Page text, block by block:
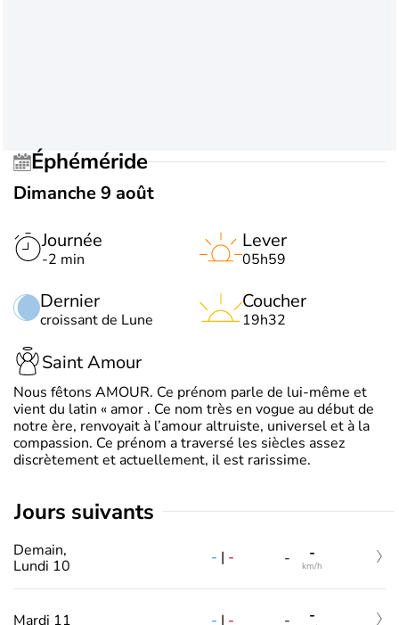
Éphéméride
Dimanche 9 août
Journée
-2 min
Dernier
croissant de Lune
Lever
05h59
Coucher
19h32
Saint Amour
Nous fêtons AMOUR. Ce prénom parle de lui-même et
vient du latin « amor . Ce nom très en vogue au début de
notre ère, renvoyait à l’amour altruiste, universel et à la
compassion. Ce prénom a traversé les siècles assez
discrètement et actuellement, il est rarissime.
jours suivants
Demain,
Lundi 10
- | - - -
km/h
Mardi 11 - | - - -